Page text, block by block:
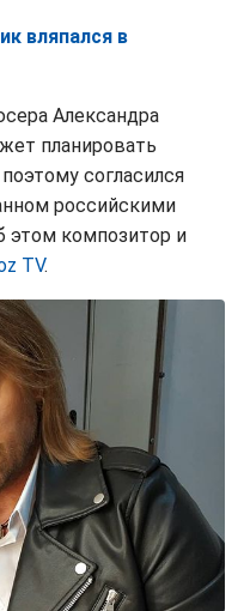
вляпался в
Александра
планировать
согласился
российскими
этом композитор и
TV.